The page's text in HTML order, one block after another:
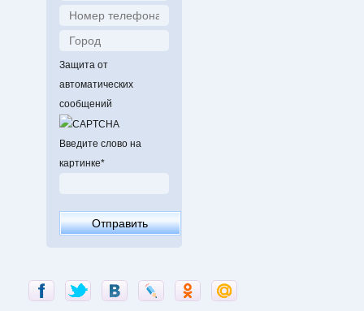
Защита от
автоматических
сообщений
Введите слово на
картинке*